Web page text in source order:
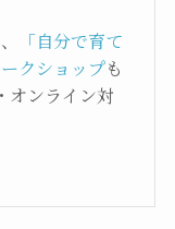
「自分で育て
クショップも
オンライン対